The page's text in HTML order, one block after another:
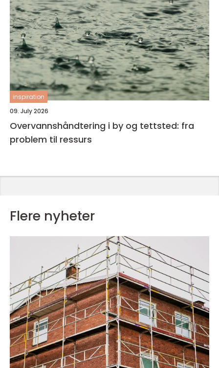
inspiration
09. July 2026
Overvannshåndtering i by og tettsted: fra
problem til ressurs
Flere nyheter